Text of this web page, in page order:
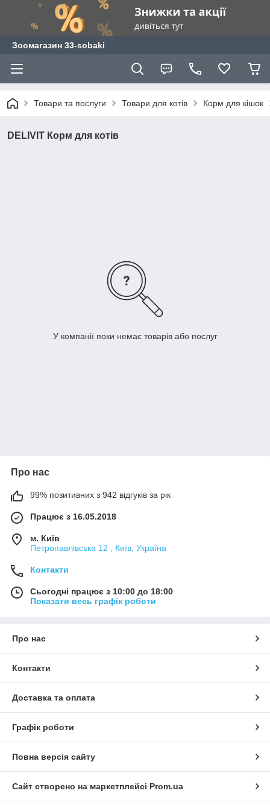
Зоомагазин 33-sobaki
Товари та послуги Товари для котів Корм для кішок
DELIVIT Корм для котів
У компанії поки немає товарів або послуг
Про нас
99% позитивних з 942 відгуків за рік
Працює з 16.05.2018
м. Київ
Петропавлівська 12 , Київ, Україна
Контакти
Сьогодні працює з 10:00 до 18:00
Показати весь графік роботи
Про нас
Контакти
Доставка та оплата
Графік роботи
Повна версія сайту
Сайт створено на маркетплейсі Prom.ua